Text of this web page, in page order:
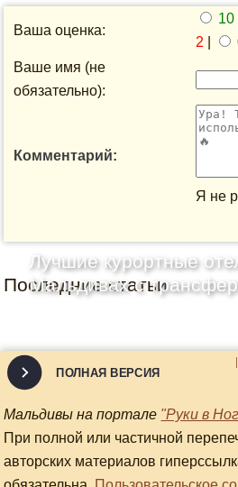
Ваша оценка:
10
2
Ваше имя (не
обязательно):
Комментарий:
Я не
Последние статьи
Лучшие курортные
Мальдивах с
ПОЛНАЯ ВЕРСИЯ
Мальдивы на портале "Руки в
При полной или частичной
авторских материалов